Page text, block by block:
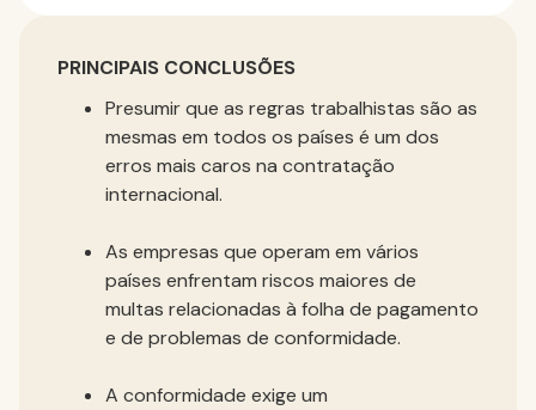
PRINCIPAIS CONCLUSÕES
Presumir que as regras trabalhistas são as
mesmas em todos os países é um dos
erros mais caros na contratação
internacional.
As empresas que operam em vários
países enfrentam riscos maiores de
multas relacionadas à folha de pagamento
e de problemas de conformidade.
A conformidade exige um